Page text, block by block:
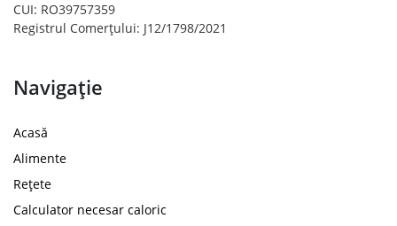
CUI: RO39757359
Registrul Comerțului: J12/1798/2021
Navigație
Acasă
Alimente
Rețete
Calculator necesar caloric